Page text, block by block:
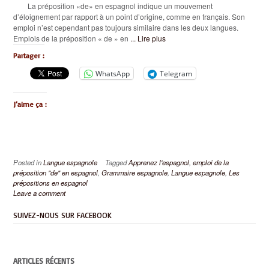
La préposition «de» en espagnol indique un mouvement
d’éloignement par rapport à un point d’origine, comme en français. Son
emploi n’est cependant pas toujours similaire dans les deux langues.
Emplois de la préposition « de » en ... Lire plus
Partager :
WhatsApp Telegram
J’aime ça :
Posted inLangue espagnole TaggedApprenez l'espagnol, emploi de la
préposition "de" en espagnol, Grammaire espagnole, Langue espagnole, Les
prépositions en espagnol
Leave a comment
SUIVEZ-NOUS SUR FACEBOOK
ARTICLES RÉCENTS